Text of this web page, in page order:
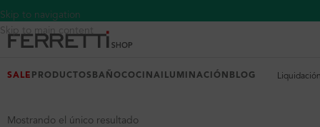
Skip to navigation
Skip to main content
SALE PRODUCTOS BAÑOCOCINA ILUMINACIÓN BLOG
Mostrando el único resultado